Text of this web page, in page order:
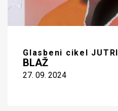
Glasbeni cikel JUTRI
BLAŽ
27. 09. 2024